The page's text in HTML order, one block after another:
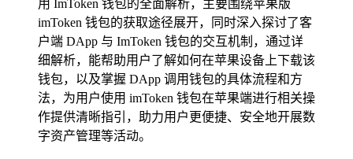
用 ImToken 钱包的全面解析，主要围绕苹果版
imToken 钱包的获取途径展开，同时深入探讨了客
户端 DApp 与 ImToken 钱包的交互机制，通过详
细解析，能帮助用户了解如何在苹果设备上下载该
钱包，以及掌握 DApp 调用钱包的具体流程和方
法，为用户使用 imToken 钱包在苹果端进行相关操
作提供清晰指引，助力用户更便捷、安全地开展数
字资产管理等活动。